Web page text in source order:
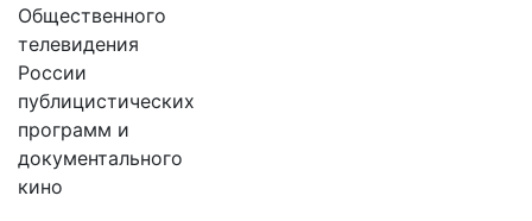
Общественного
телевидения
России
публицистических
программ и
документального
кино